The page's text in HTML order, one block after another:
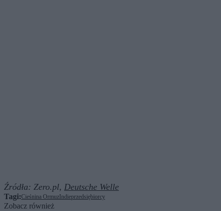
Źródła: Zero.pl, Deutsche Welle
Tagi:Cieśnina Ormuz Indieprzedsiębiorcy
Zobacz również